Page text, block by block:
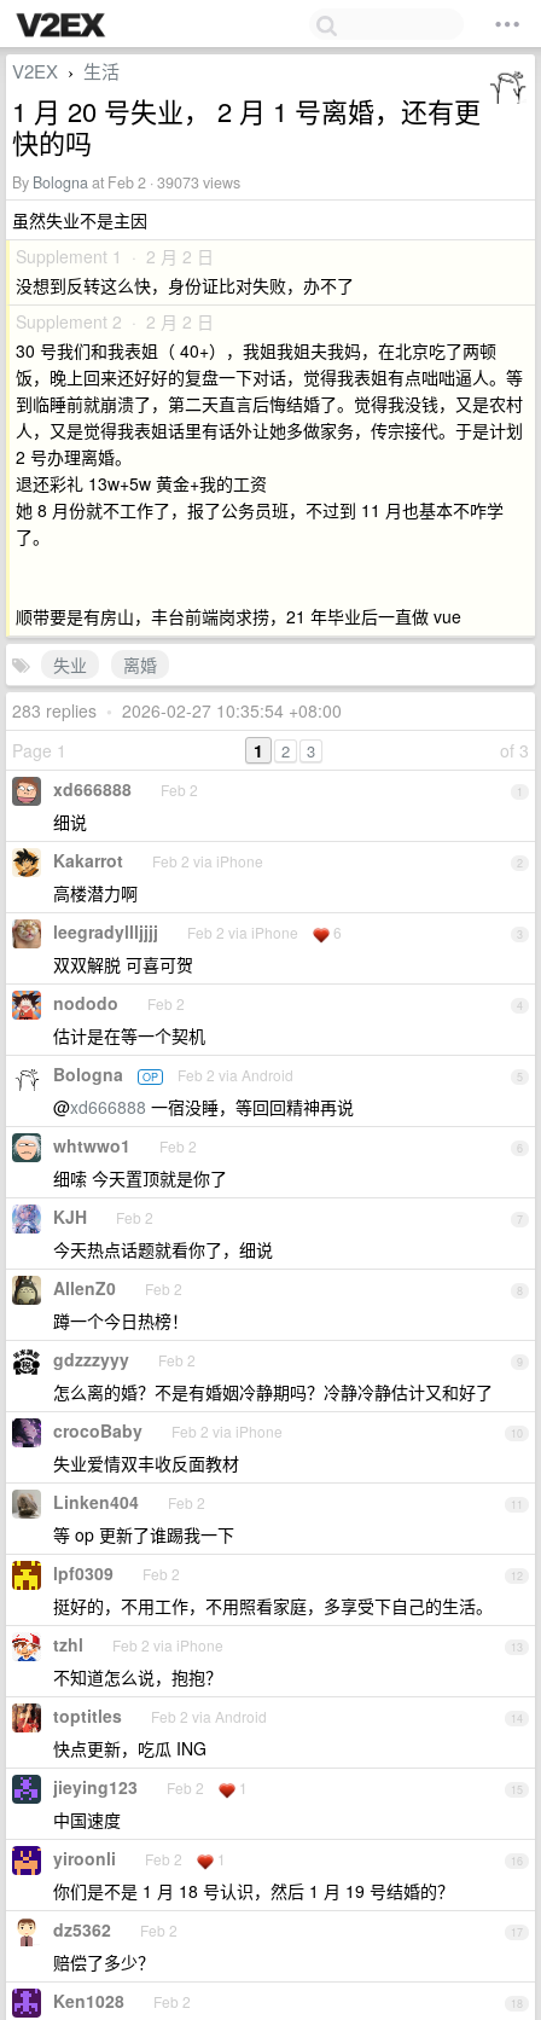
V2EX › 生活
1 月 20 号失业， 2 月 1 号离婚，还有更
快的吗
By Bolognaat Feb 2 · 39073 views
虽然失业不是主因
Supplement 1 · 2 月 2 日
没想到反转这么快，身份证比对失败，办不了
Supplement 2 · 2 月 2 日
30 号我们和我表姐（ 40+），我姐我姐夫我妈，在北京吃了两顿
饭，晚上回来还好好的复盘一下对话，觉得我表姐有点咄咄逼人。等
到临睡前就崩溃了，第二天直言后悔结婚了。觉得我没钱，又是农村
人，又是觉得我表姐话里有话外让她多做家务，传宗接代。于是计划
2 号办理离婚。
退还彩礼 13w+5w 黄金+我的工资
她 8 月份就不工作了，报了公务员班，不过到 11 月也基本不咋学
了。
顺带要是有房山，丰台前端岗求捞，21 年毕业后一直做 vue
失业
离婚
283 replies • 2026-02-27 10:35:54 +08:00
Page 1
of 3
1 2 3
1
xd666888 Feb 2
细说
2
Kakarrot Feb 2 via iPhone
高楼潜力啊
3
leegradyllljjjj Feb 2 via iPhone 6
双双解脱 可喜可贺
4
nododo Feb 2
估计是在等一个契机
5
Bologna OP Feb 2 via Android
@xd666888 一宿没睡，等回回精神再说
6
whtwwo1 Feb 2
细嗦 今天置顶就是你了
7
KJH Feb 2
今天热点话题就看你了，细说
8
AllenZ0 Feb 2
蹲一个今日热榜！
9
gdzzzyyy Feb 2
怎么离的婚？不是有婚姻冷静期吗？冷静冷静估计又和好了
10
crocoBaby Feb 2 via iPhone
失业爱情双丰收反面教材
11
Linken404 Feb 2
等 op 更新了谁踢我一下
12
lpf0309 Feb 2
挺好的，不用工作，不用照看家庭，多享受下自己的生活。
13
tzhl Feb 2 via iPhone
不知道怎么说，抱抱？
14
toptitles Feb 2 via Android
快点更新，吃瓜 ING
15
jieying123 Feb 2 1
中国速度
16
yiroonli Feb 2 1
你们是不是 1 月 18 号认识，然后 1 月 19 号结婚的？
17
dz5362 Feb 2
赔偿了多少？
18
Ken1028 Feb 2